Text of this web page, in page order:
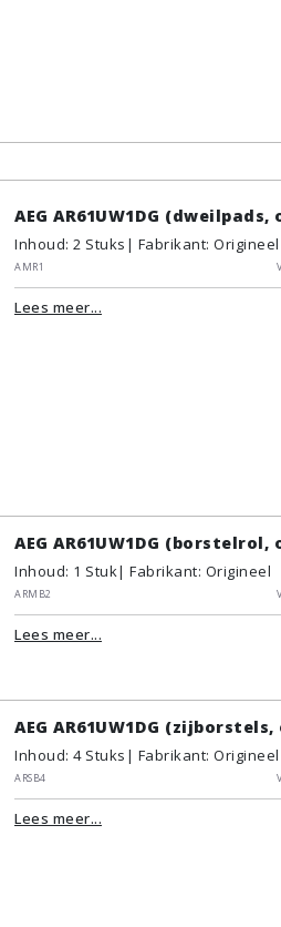
AEG AR61UW1DG
Inhoud: 2 Stuks | Fabrikant: Origineel
AMR1
Lees meer...
AEG AR61UW1DG
Inhoud: 1 Stuk| Fabrikant: Origineel
ARMB2
Lees meer...
AEG AR61UW1DG
Inhoud: 4 Stuks | Fabrikant: Origineel
ARSB4
Lees meer...